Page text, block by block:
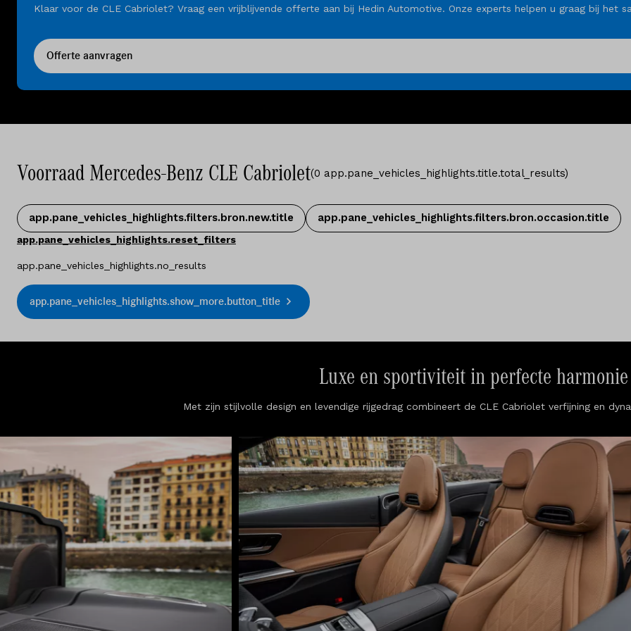
Klaar voor de CLE Cabriolet? Vraag een vrijblijvende offerte aan bij Hedin Automotive. Onze experts helpen u graag bij het
Offerte aanvragen
Voorraad Mercedes-Benz CLE Cabriolet(0 app.pane_vehicles_highlights.title.total_results)
app.pane_vehicles_highlights.filters.bron.new.title app.pane_vehicles_highlights.filters.bron.occasion.title
app.pane_vehicles_highlights.reset_filters
app.pane_vehicles_highlights.no_results
app.pane_vehicles_highlights.show_more.button_title
Luxe en sportiviteit in perfecte harmonie
Met zijn stijlvolle design en levendige rijgedrag combineert de CLE Cabriolet verfijning en